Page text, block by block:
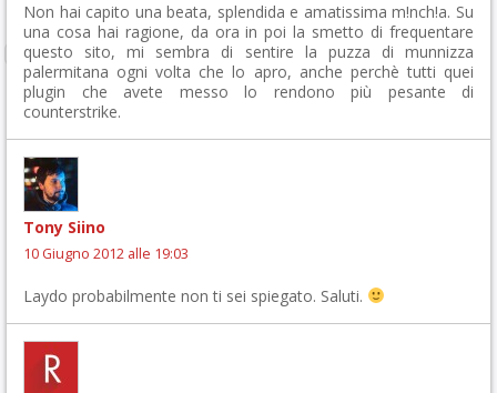
Non hai capito una beata, splendida e amatissima m!nch!a. Su
una cosa hai ragione, da ora in poi la smetto di frequentare
questo sito, mi sembra di sentire la puzza di munnizza
palermitana ogni volta che lo apro, anche perchè tutti quei
plugin che avete messo lo rendono più pesante di
counterstrike.
Tony Siino
10 Giugno 2012 alle 19:03
Laydo probabilmente non ti sei spiegato. Saluti.